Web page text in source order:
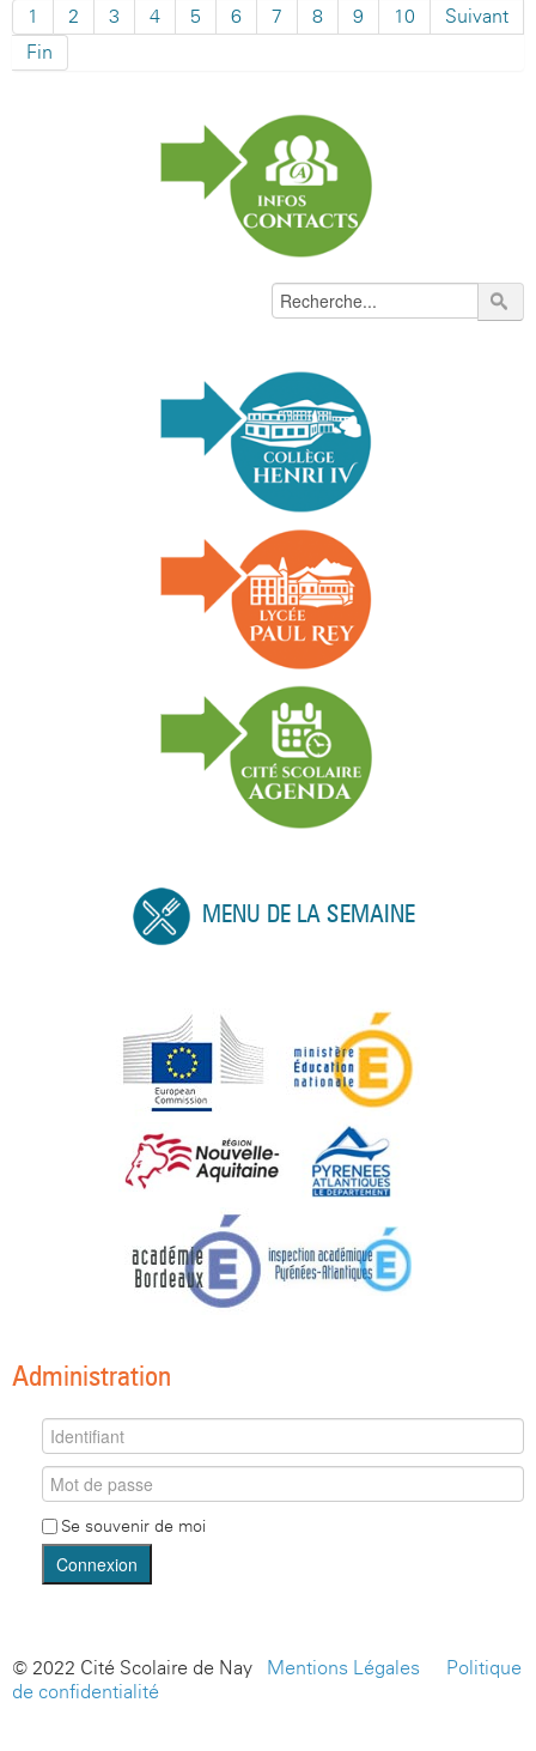
1
2 3 4 5 6 7 8 9 10
Suivant
Fin
MENU DE LA SEMAINE
Administration
Se souvenir de moi
Connexion
© 2022 Cité Scolaire de Nay - Mentions Légales
Politique
de confidentialité